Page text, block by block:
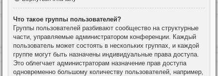
Что такое группы пользователей?
Группы пользователей разбивают сообщество на структурные
части, управляемые администратором конференции. Каждый
пользователь может состоять в нескольких группах, и каждой
группе могут быть назначены индивидуальные права доступа.
Это облегчает администраторам назначение прав доступа
одновременно большому количеству пользователей, например,